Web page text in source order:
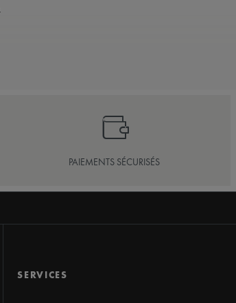
PAIEMENTS SÉCURISÉS
SERVICES